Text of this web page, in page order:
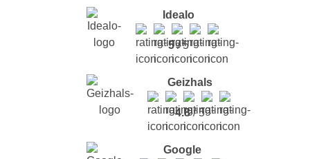
Idealo
5/ 5
Geizhals
4.8/ 5
Google